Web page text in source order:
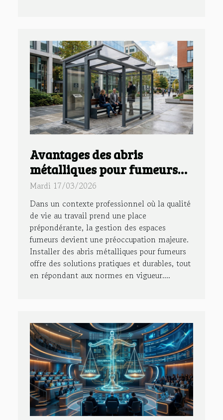
Avantages des abris
métalliques pour fumeurs
en entreprise ?
Mardi 17/03/2026
Dans un contexte professionnel où la qualité
de vie au travail prend une place
prépondérante, la gestion des espaces
fumeurs devient une préoccupation majeure.
Installer des abris métalliques pour fumeurs
offre des solutions pratiques et durables, tout
en répondant aux normes en vigueur....